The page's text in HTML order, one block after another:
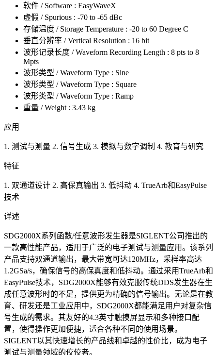
软件 / Software : EasyWaveX
虚假 / Spurious : -70 to -65 dBc
存储温度 / Storage Temperature : -20 to 60 Degree C
垂直分辨率 / Vertical Resolution : 16 bit
波形记录长度 / Waveform Recording Length : 8 pts to 8
Mpts
波形类型 / Waveform Type : Sine
波形类型 / Waveform Type : Square
波形类型 / Waveform Type : Ramp
重量 / Weight : 3.43 kg
应用
1. 测试与测量 2. 信号生成 3. 模拟与数字调制 4. 教育与研究
特征
1. 双通道设计 2. 高保真输出 3. 低抖动 4. TrueArb和EasyPulse
技术
详述
SDG2000X系列函数/任意波形发生器是SIGLENT公司推出的
一款高性能产品，适用于广泛的电子测试与测量应用。该系列
产品支持双通道输出，最大带宽可达120MHz，采样率高达
1.2GSa/s，确保信号的高保真度和低抖动。通过采用TrueArb和
EasyPulse技术，SDG2000X能够有效克服传统DDS发生器在生
成任意波形时的不足，提供更为精确的信号输出。无论是在教
育、研发还是工业应用中，SDG2000X都能满足用户对复杂信
号生成的需求。其友好的4.3英寸触摸屏显示和多种接口配
置，使得操作更加便捷，适合各种不同的使用场景。
SIGLENT以其快速增长的产品线和卓越的性价比，成为电子
测试与测量领域的佼佼者。